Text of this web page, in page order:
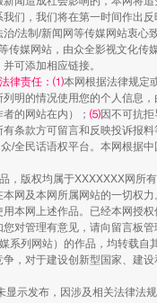
们，我们将在第一时间作出
/法制/新闻网等传媒网站衷心
传媒网站，由众全影视文化
可添加相应链接。
律责任：⑴本网根据法律规定
明的情况使用您的个人信息，
的网站在内）； ⑸因不可抗拒
条款方可留言和反映投诉报
/全民话语权平台。本网根据
，版权均属于XXXXXXX网
网及本网所属网站的一切权
本网上述作品。已经本网授
对管理有意见，请向留言板管
系列网站）的作品，均转载
，对于建设创新型国家、建
示发布，因涉及相关法律法